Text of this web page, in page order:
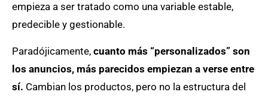
empieza a ser tratado como una variable estable,
predecible y gestionable.
Paradójicamente, cuanto más “personalizados” son
los anuncios, más parecidos empiezan a verse entre
sí. Cambian los productos, pero no la estructura del